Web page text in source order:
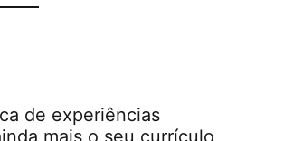
de experiências
mais o seu currículo